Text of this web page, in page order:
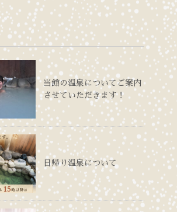
当館の温泉についてご案内
させていただきます！
日帰り温泉について